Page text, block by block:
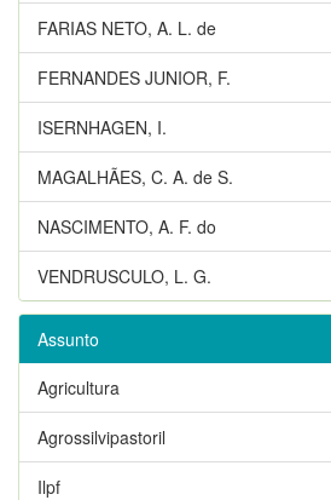
FARIAS NETO, A. L. de
FERNANDES JUNIOR, F.
ISERNHAGEN, I.
MAGALHÃES, C. A. de S.
NASCIMENTO, A. F. do
VENDRUSCULO, L. G.
Assunto
Agricultura
Agrossilvipastoril
Ilpf